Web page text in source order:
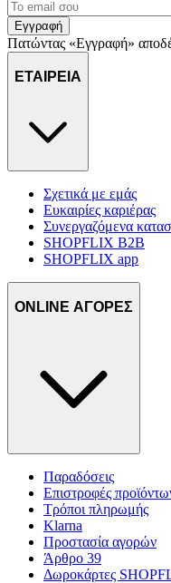
Εγγραφή
Πατώντας «Εγγραφή»
ΕΤΑΙΡΕΙΑ
Σχετικά με εμάς
Ευκαιρίες καριέρας
Συνεργαζόμενα
SHOPFLIX B2B
SHOPFLIX app
ONLINE ΑΓΟΡΕΣ
Παραδόσεις
Επιστροφές
Τρόποι πληρωμής
Klarna
Προστασία αγορών
Άρθρο 39
Δωροκάρτες